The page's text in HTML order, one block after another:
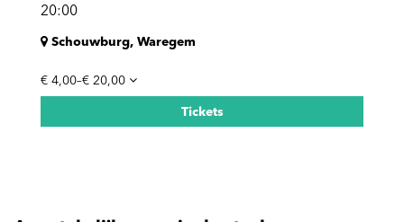
20:00
Schouwburg, Waregem
€ 4,00–€ 20,00
Tickets